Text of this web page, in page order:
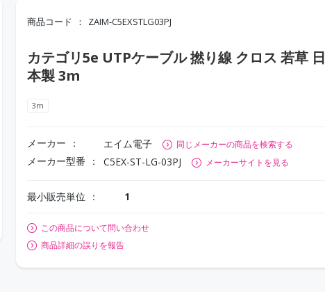
商品コード ZAIM-C5EXSTLG03PJ
カテゴリ5e UTPケーブル 撚り線 クロス 若草 日
本製 3m
3m
メーカー エイム電子 同じメーカーの商品を検索する
メーカー型番 C5EX-ST-LG-03PJ メーカーサイトを見る
最小販売単位 1
この商品について問い合わせ
商品詳細の誤りを報告